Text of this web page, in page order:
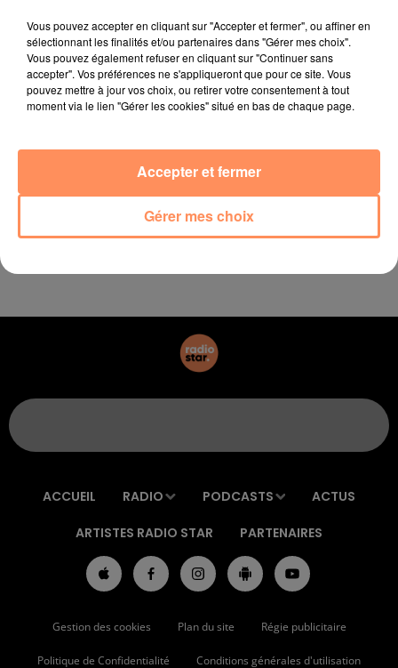
Cassis organise sa traditionnelle "Fête du vin"
10 mai 2022
Marseille : appel à témoins pour retrouver
Frédéric Pache
Le rappeur marseillais Soprano invité de
Aix : "Journée de l’Europe", soirée danse et set
ACCUEIL RADIO PODCASTS ACTUS
ARTISTES RADIO STAR PARTENAIRES
Gestion des cookies Plan du site Régie publicitaire
Politique de Confidentialité Conditions générales d'utilisation
Vous pouvez accepter en cliquant sur "Accepter et fermer", ou affiner en
sélectionnant les finalités et/ou partenaires dans "Gérer mes choix".
Vous pouvez également refuser en cliquant sur "Continuer sans
accepter". Vos préférences ne s'appliqueront que pour ce site. Vous
pouvez mettre à jour vos choix, ou retirer votre consentement à tout
moment via le lien "Gérer les cookies" situé en bas de chaque page.
Gérer mes choix
Accepter et fermer